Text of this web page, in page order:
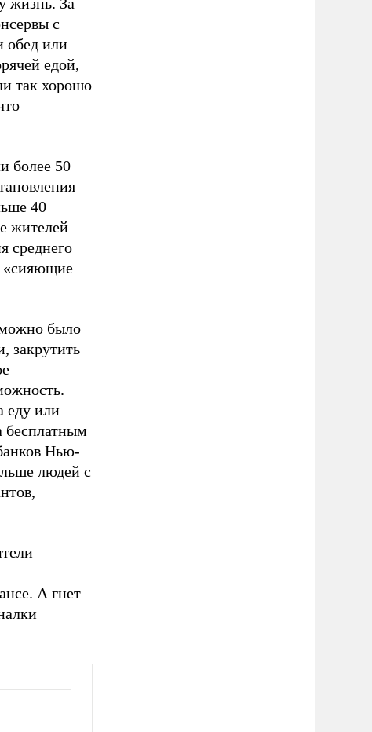
с
обед или
едой,
так хорошо
более 50
40
жителей
среднего
«сияющие
можно было
закрутить
еду или
бесплатным
Нью-
людей с
А гнет